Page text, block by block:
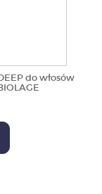
do włosów